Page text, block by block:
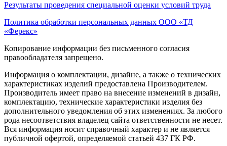
Результаты проведения специальной оценки условий труда
Политика обработки персональных данных ООО «ТД
«Ферекс»
Копирование информации без письменного согласия
правообладателя запрещено.
Информация о комплектации, дизайне, а также о технических
характеристиках изделий предоставлена Производителем.
Производитель имеет право на внесение изменений в дизайн,
комплектацию, технические характеристики изделия без
дополнительного уведомления об этих изменениях. За любого
рода несоответствия владелец сайта ответственности не несет.
Вся информация носит справочный характер и не является
публичной офертой, определяемой статьей 437 ГК РФ.